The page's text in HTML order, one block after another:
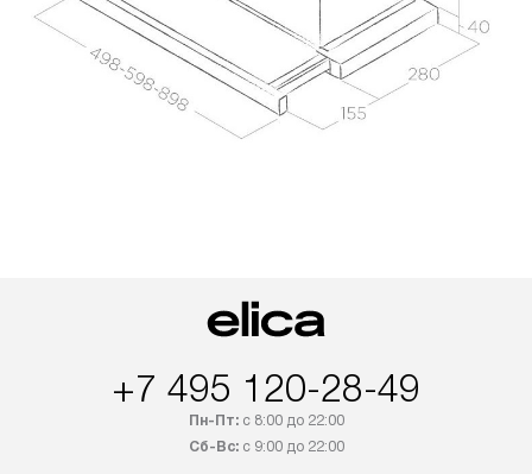
+7 495 120-28-49
Пн-Пт:с 8:00 до 22:00
Сб-Вс:с 9:00 до 22:00